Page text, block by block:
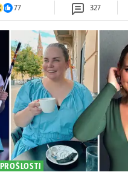
77 327